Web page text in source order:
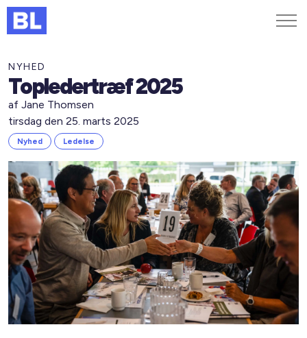
Genveje
Find medarbejder
Kurser og arrangementer
Jobportalen
MitBL
NYHED
Topledertræf 2025
af Jane Thomsen
tirsdag den 25. marts 2025
Nyhed Ledelse